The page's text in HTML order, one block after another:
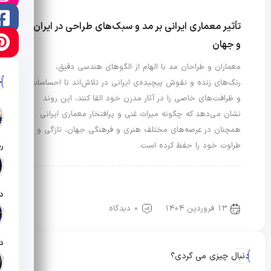
تأثیر معماری ایرانی بر مد و سبک‌های طراحی در ایران
و جهان
معماران و طراحان مد با الهام از الگوهای هندسی دقیق،
رنگ‌های زنده و نقوش پیچیده‌ی ایرانی در تلاش‌اند تا احساسات
و ظرافت‌های خاصی را در آثار مدرن خود القا کنند، این روند
نشان می‌دهد که چگونه میراث غنی و پرافتخار معماری ایرانی
همچنان در عرصه‌های مختلف هنری و فرهنگی جهان، تازگی و
طراوت خود را حفظ کرده است.
13 فروردین 1404 0 دیدگاه
دنبال چیزی می گردی؟